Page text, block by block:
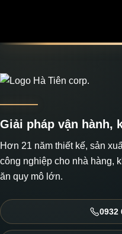
Giải pháp vận hành,
Hơn 21 năm thiết kế, sản
công nghiệp cho nhà hàng,
ăn quy mô lớn.
0932